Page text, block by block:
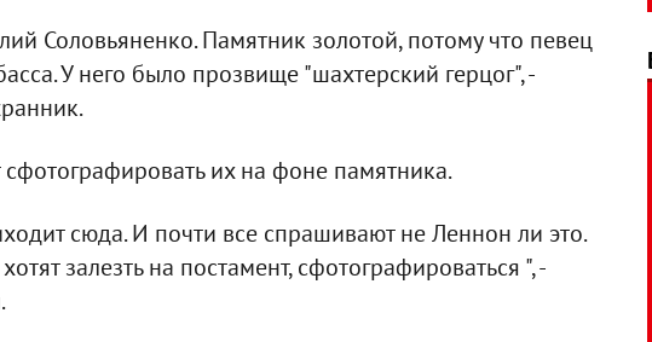
Соловьяненко. Памятник золотой, потому что певец
У него было прозвище "шахтерский герцог", -
сфотографировать их на фоне памятника.
сюда. И почти все спрашивают не Леннон ли это.
залезть на постамент, сфотографироваться ", -